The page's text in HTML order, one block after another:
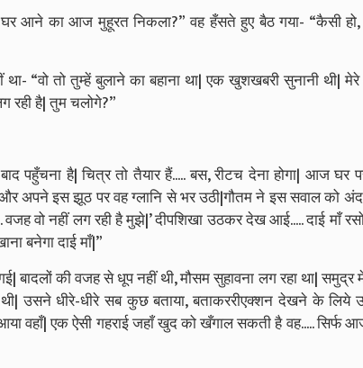
आने का आज मुहूरत निकला?” वह हँसते हुए बैठ गया- “कैसी हो,
“वो तो तुम्हें बुलाने का बहाना था| एक खुशखबरी सुनानी थी|
रही है| तुम चलोगे?”
पहुँचना है| चित्र तो तैयार हैं..... बस, रीटच देना होगा| आज घर
अपने इस झूठ पर वह ग्लानि से भर उठी|गौतम ने इस सवाल को
वजह वो नहीं लग रही है मुझे|’ दीपशिखा उठकर देख आई..... दाई माँ
बनेगा दाई माँ|”
की वजह से धूप नहीं थी, मौसम सुहावना लग रहा था| समुद्र
उसने धीरे-धीरे सब कुछ बताया, बताकररीएक्शन देखने के लिये
वहाँ| एक ऐसी गहराई जहाँ खुद को खँगाल सकती है वह..... सिर्फ